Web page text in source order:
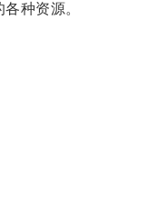
种资源。